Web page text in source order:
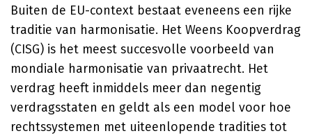
Buiten de EU-context bestaat eveneens een rijke
traditie van harmonisatie. Het Weens Koopverdrag
(CISG) is het meest succesvolle voorbeeld van
mondiale harmonisatie van privaatrecht. Het
verdrag heeft inmiddels meer dan negentig
verdragsstaten en geldt als een model voor hoe
rechtssystemen met uiteenlopende tradities tot